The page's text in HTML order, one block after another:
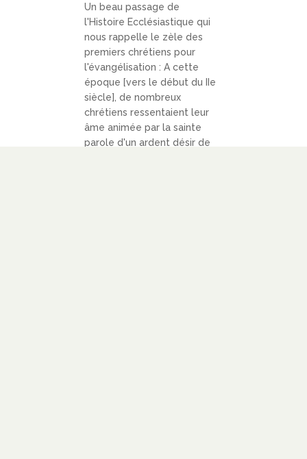
Un beau passage de
l'Histoire Ecclésiastique qui
nous rappelle le zèle des
premiers chrétiens pour
l'évangélisation : A cette
époque [vers le début du IIe
siècle], de nombreux
chrétiens ressentaient leur
âme animée par la sainte
parole d'un ardent désir de